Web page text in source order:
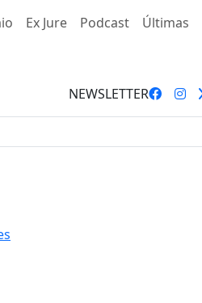
Ex Jure Podcast Últimas
NEWSLETTER